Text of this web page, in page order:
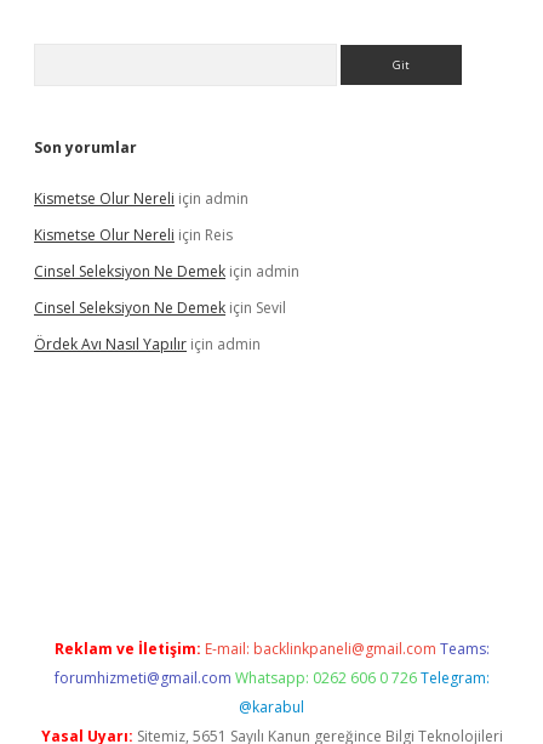
Son yorumlar
Kismetse Olur Nereli için admin
Kismetse Olur Nereli için Reis
Cinsel Seleksiyon Ne Demek için admin
Cinsel Seleksiyon Ne Demek için Sevil
Ördek Avı Nasıl Yapılır için admin
Reklam ve İletişim: E-mail: backlinkpaneli@gmail.com Teams:
forumhizmeti@gmail.com Whatsapp: 0262 606 0 726 Telegram:
@karabul
Yasal Uyarı: Sitemiz, 5651 Sayılı Kanun gereğince Bilgi Teknolojileri